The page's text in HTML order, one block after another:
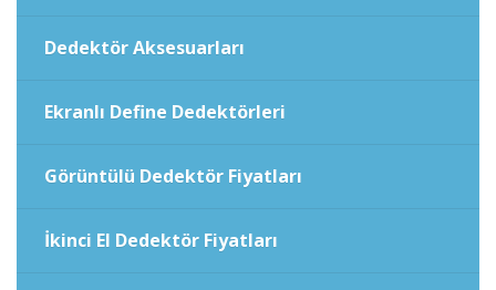
Dedektör Aksesuarları
Ekranlı Define Dedektörleri
Görüntülü Dedektör Fiyatları
İkinci El Dedektör Fiyatları